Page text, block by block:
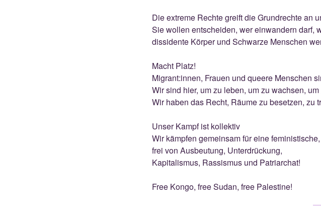
Die extreme Rechte greift die Grundrechte an
Sie wollen entscheiden, wer einwandern darf,
dissidente Körper und Schwarze Menschen
Macht Platz!
Migrant:innen, Frauen und queere Menschen
Wir sind hier, um zu leben, um zu wachsen,
Wir haben das Recht, Räume zu besetzen, zu
Unser Kampf ist kollektiv
Wir kämpfen gemeinsam für eine
frei von Ausbeutung, Unterdrückung,
Kapitalismus, Rassismus und Patriarchat!
Free Kongo, free Sudan, free Palestine!